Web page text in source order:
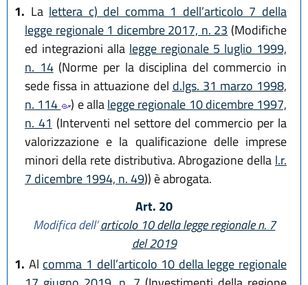
1. La lettera c) del comma 1 dell’articolo 7 della
legge regionale 1 dicembre 2017, n. 23 (Modifiche
ed integrazioni alla legge regionale 5 luglio 1999,
n. 14(Norme per la disciplina del commercio in
sede fissa in attuazione del d.lgs. 31 marzo 1998,
n. 114
) e allalegge regionale 10 dicembre 1997,
n. 41 (Interventi nel settore del commercio per la
valorizzazione e la qualificazione delle imprese
minori della rete distributiva. Abrogazione della l.r.
7 dicembre 1994, n. 49)) è abrogata.
Art. 20
Modifica dell’articolo 10 della legge regionale n. 7
del 2019
1. Al comma 1 dell’articolo 10 della legge regionale